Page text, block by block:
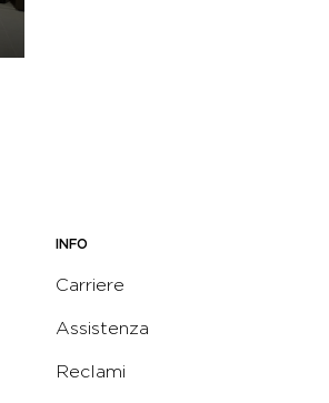
INFO
Carriere
Assistenza
Reclami